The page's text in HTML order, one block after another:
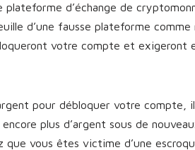
d’échange de
d’une fausse plateforme
votre compte et exigeront
pour débloquer votre compte,
plus d’argent sous de
que vous êtes victime d’une